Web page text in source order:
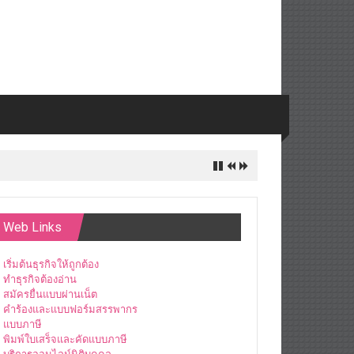
Web Links
เริ่มต้นธุรกิจให้ถูกต้อง
ทำธุรกิจต้องอ่าน
สมัครยื่นแบบผ่านเน็ต
คำร้องและแบบฟอร์มสรรพากร
แบบภาษี
พิมพ์ใบเสร็จและคัดแบบภาษี